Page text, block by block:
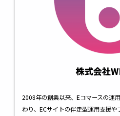
株式会社
2008年の創業以来、Eコマースの運
わり、ECサイトの伴走型運用支援